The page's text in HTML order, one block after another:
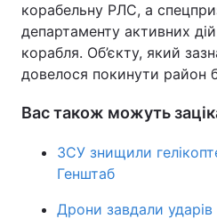
корабельну РЛС, а
департаменту активних
корабля. Об’єкту, який
довелося покинути район
Вас також можуть
ЗСУ знищили
Генштаб
Дрони завдали